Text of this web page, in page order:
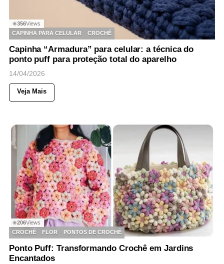
◉356Views
CAPINHA PARA CELULAR
CROCHÊ
Capinha “Armadura” para celular: a técnica do
ponto puff para proteção total do aparelho
14/04/2026
Veja Mais
◉206Views
CROCHÊ
FLOR PONTOS DE CROCHÊ
Ponto Puff: Transformando Crochê em Jardins
Encantados